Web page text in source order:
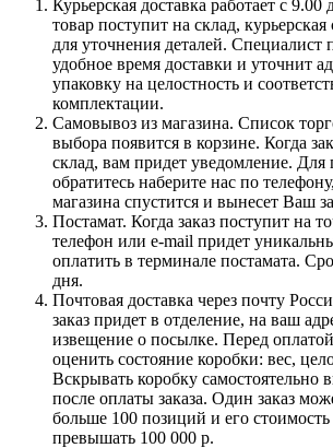
Курьерская доставка работает с 9.00
товар поступит на склад,
для уточнения деталей. Специалист
удобное время доставки и уточнит
упаковку на целостность и
комплектации.
Самовывоз из магазина. Список
выбора появится в корзине. Когда
склад, вам придет уведомление. Для
обратитесь наберите нас по
магазина спустится и вынесет Ваш
Постамат. Когда заказ поступит на
телефон или e-mail придет
оплатить в терминале постамата.
дня.
Почтовая доставка через почту
заказ придет в отделение, на ваш
извещение о посылке. Перед
оценить состояние коробки: вес,
Вскрывать коробку самостоятельно
после оплаты заказа. Один заказ
больше 100 позиций и его
превышать 100 000 р.